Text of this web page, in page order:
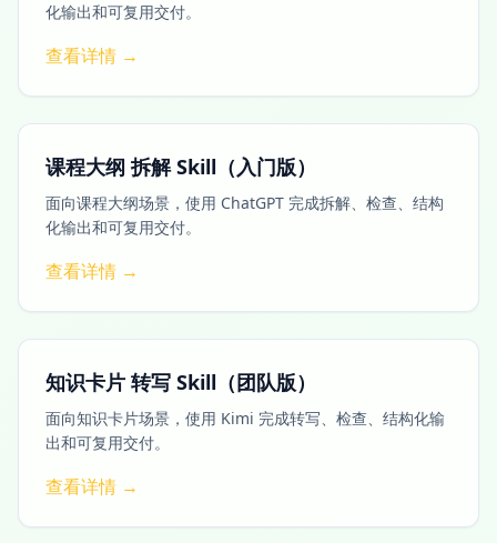
化输出和可复用交付。
查看详情 →
课程大纲 拆解 Skill（入门版）
面向课程大纲场景，使用 ChatGPT 完成拆解、检查、结构
化输出和可复用交付。
查看详情 →
知识卡片 转写 Skill（团队版）
面向知识卡片场景，使用 Kimi 完成转写、检查、结构化输
出和可复用交付。
查看详情 →